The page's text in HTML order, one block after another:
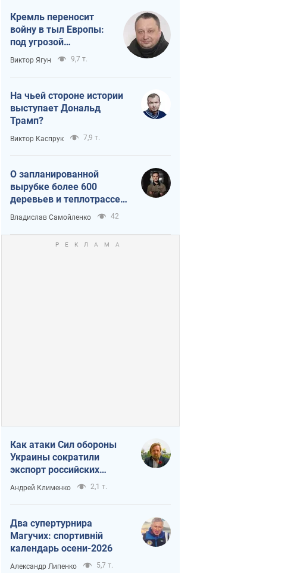
Кремль переносит
войну в тыл Европы:
под угрозой
критическая
логистика
Виктор Ягун 9,7 т.
На чьей стороне истории
выступает Дональд
Трамп?
Виктор Каспрук 7,9 т.
О запланированной
вырубке более 600
деревьев и теплотрассе:
что происходит на
Теремках в Киеве
Владислав Самойленко 42
Как атаки Сил обороны
Украины сократили
экспорт российских
нефтепродуктов
Андрей Клименко 2,1 т.
Два супертурнира
Магучих: спортивній
календарь осени-2026
Александр Липенко 5,7 т.